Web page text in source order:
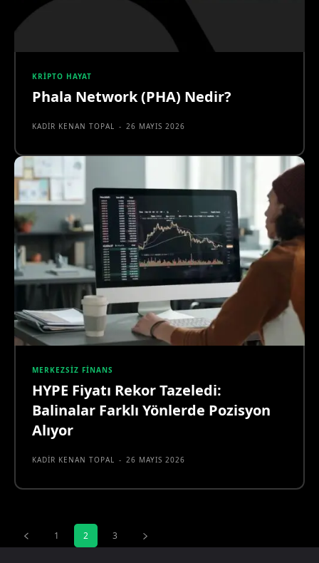
KRIPTO HAYAT
Phala Network (PHA) Nedir?
KADIR KENAN TOPAL - 26 MAYIS 2026
MERKEZSIZ FINANS
HYPE Fiyatı Rekor Tazeledi:
Balinalar Farklı Yönlerde Pozisyon
Alıyor
KADIR KENAN TOPAL - 26 MAYIS 2026
1 2 3